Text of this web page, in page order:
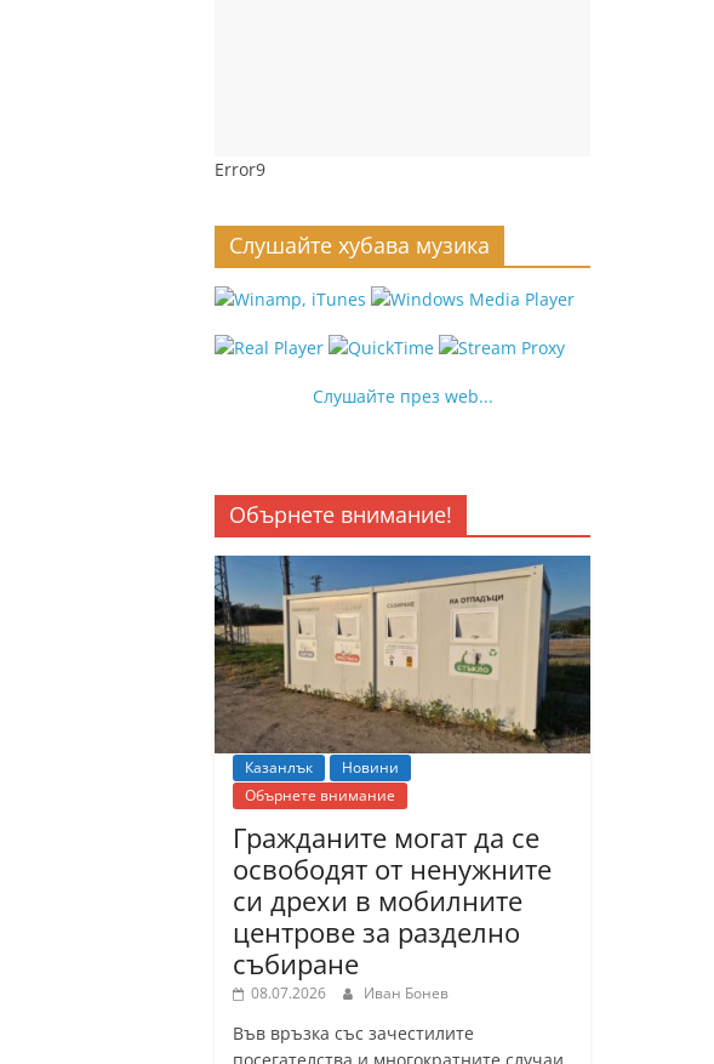
Error9
Слушайте хубава музика
Слушайте през web...
Обърнете внимание!
Казанлък
Новини
Обърнете внимание
Гражданите могат да се
освободят от ненужните
си дрехи в мобилните
центрове за разделно
събиране
08.07.2026 Иван Бонев
Във връзка със зачестилите